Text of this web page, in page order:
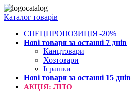
Каталог товарів
СПЕЦПРОПОЗИЦІЯ -20%
Нові товари за останнi 7 днiв
Канцтовари
Хозтовари
Іграшки
Нові товари за останнi 15 днiв
АКЦІЯ: ЛІТО